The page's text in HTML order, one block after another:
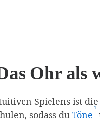
Ohr als
Spielens ist
sodass du Töne¹